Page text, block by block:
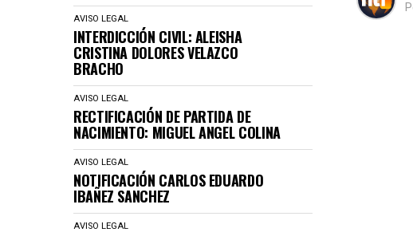
AVISO LEGAL
INTERDICCIÓN CIVIL: ALEISHA
CRISTINA DOLORES VELAZCO
BRACHO
AVISO LEGAL
RECTIFICACIÓN DE PARTIDA DE
NACIMIENTO: MIGUEL ANGEL COLINA
AVISO LEGAL
NOTIFICACIÓN CARLOS EDUARDO
IBAÑEZ SANCHEZ
AVISO LEGAL